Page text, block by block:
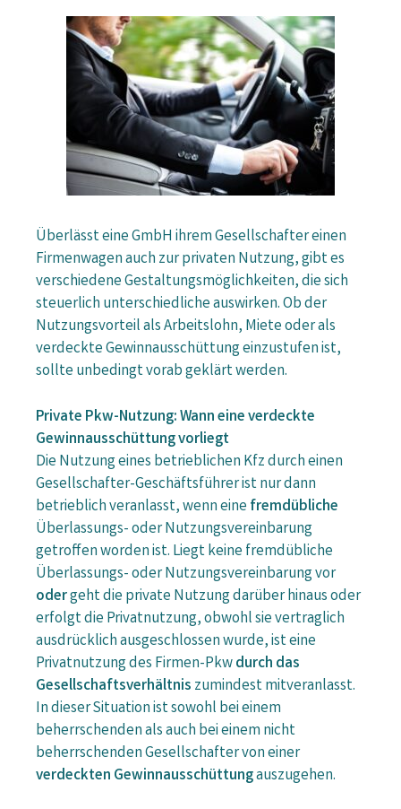
Überlässt eine GmbH ihrem Gesellschafter einen
Firmenwagen auch zur privaten Nutzung, gibt es
verschiedene Gestaltungsmöglichkeiten, die sich
steuerlich unterschiedliche auswirken. Ob der
Nutzungsvorteil als Arbeitslohn, Miete oder als
verdeckte Gewinnausschüttung einzustufen ist,
sollte unbedingt vorab geklärt werden.
Private Pkw-Nutzung: Wann eine verdeckte
Gewinnausschüttung vorliegt
Die Nutzung eines betrieblichen Kfz durch einen
Gesellschafter-Geschäftsführer ist nur dann
betrieblich veranlasst, wenn eine fremdübliche
Überlassungs- oder Nutzungsvereinbarung
getroffen worden ist. Liegt keine fremdübliche
Überlassungs- oder Nutzungsvereinbarung vor
odergeht die private Nutzung darüber hinaus oder
erfolgt die Privatnutzung, obwohl sie vertraglich
ausdrücklich ausgeschlossen wurde, ist eine
Privatnutzung des Firmen-Pkwdurch das
Gesellschaftsverhältnis zumindest mitveranlasst.
In dieser Situation ist sowohl bei einem
beherrschenden als auch bei einem nicht
beherrschenden Gesellschafter von einer
verdeckten Gewinnausschüttungauszugehen.